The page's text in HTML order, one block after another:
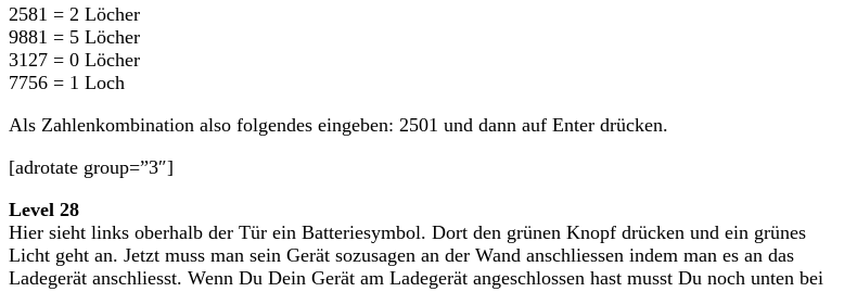
2581 = 2 Löcher
9881 = 5 Löcher
3127 = 0 Löcher
7756 = 1 Loch
Als Zahlenkombination also folgendes eingeben: 2501 und dann auf Enter drücken.
[adrotate group=”3″]
Level 28
Hier sieht links oberhalb der Tür ein Batteriesymbol. Dort den grünen Knopf drücken und ein grünes
Licht geht an. Jetzt muss man sein Gerät sozusagen an der Wand anschliessen indem man es an das
Ladegerät anschliesst. Wenn Du Dein Gerät am Ladegerät angeschlossen hast musst Du noch unten bei